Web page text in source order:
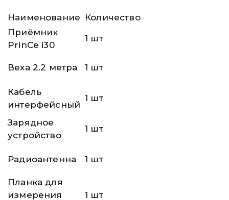
Наименование Количество
Приёмник
PrinCe i30
1 шт
Веха 2.2 метра 1 шт
Кабель
интерфейсный
1 шт
Зарядное
устройство
1 шт
Радиоантенна 1 шт
Планка для
измерения
1 шт